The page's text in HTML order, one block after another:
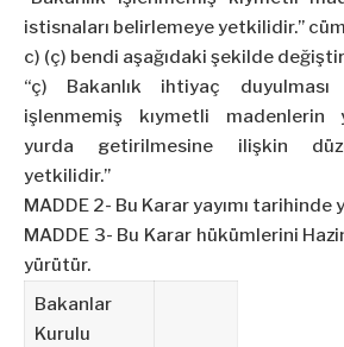
istisnaları belirlemeye yetkilidir.”
c) (ç) bendi aşağıdaki şekilde
“ç) Bakanlık ihtiyaç
işlenmemiş kıymetli madenlerin
yurda getirilmesine ilişkin
yetkilidir.”
MADDE 2- Bu Karar yayımı tarihinde
MADDE 3- Bu Karar hükümlerini
yürütür.
Bakanlar
Kurulu